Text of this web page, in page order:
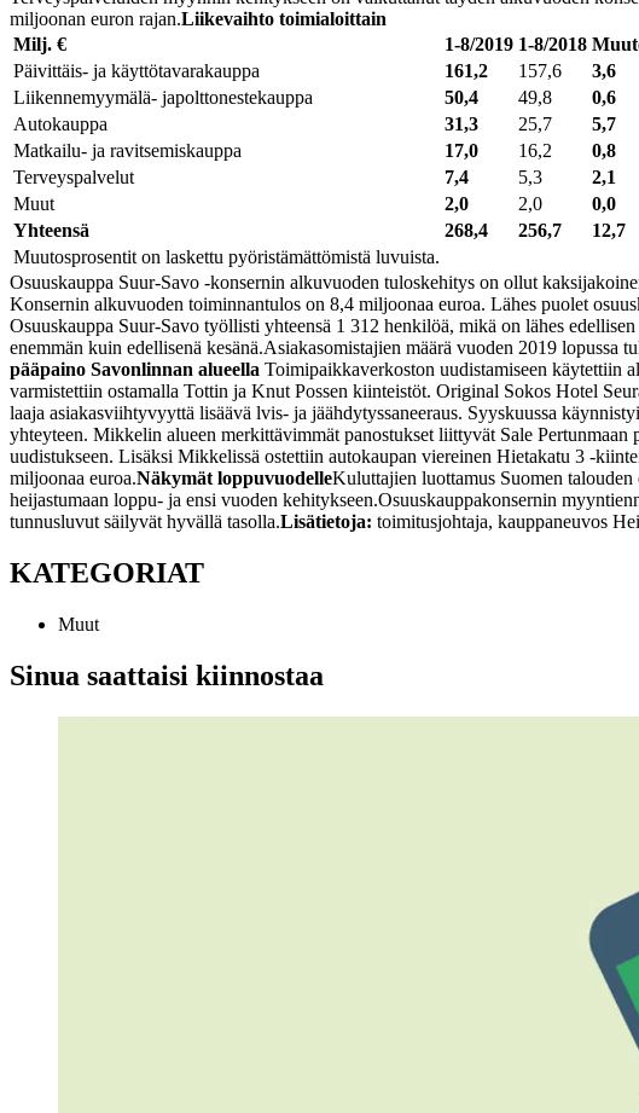
miljoonan euron rajan.Liikevaihto toimialoittain
Milj. €
1-8/2019 1-8/2018
Päivittäis- ja käyttötavarakauppa 161,2 157,6 3,6
Liikennemyymälä- japolttonestekauppa 50,4 49,8 0,6
Autokauppa
31,3 25,7 5,7
Matkailu- ja ravitsemiskauppa 17,0 16,2 0,8
Terveyspalvelut
7,4 5,3 2,1
Muut
2,0 2,0 0,0
Yhteensä
268,4 256,7 12,7
Muutosprosentit on laskettu pyöristämättömistä luvuista.
Osuuskauppa Suur-Savo -konsernin alkuvuoden tuloskehitys on ollut
Konsernin alkuvuoden toiminnantulos on 8,4 miljoonaa euroa. Lähes puolet
Osuuskauppa Suur-Savo työllisti yhteensä 1 312 henkilöä, mikä on lähes
enemmän kuin edellisenä kesänä.Asiakasomistajien määrä vuoden 2019 lopussa
pääpaino Savonlinnan alueella Toimipaikkaverkoston uudistamiseen käytettiin
varmistettiin ostamalla Tottin ja Knut Possen kiinteistöt. Original Sokos Hotel
laaja asiakasviihtyvyyttä lisäävä lvis- ja jäähdytyssaneeraus. Syyskuussa
yhteyteen. Mikkelin alueen merkittävimmät panostukset liittyvät Sale
uudistukseen. Lisäksi Mikkelissä ostettiin autokaupan viereinen Hietakatu 3 -
miljoonaa euroa.Näkymät loppuvuodelleKuluttajien luottamus Suomen
heijastumaan loppu- ja ensi vuoden kehitykseen.Osuuskauppakonsernin
tunnusluvut säilyvät hyvällä tasolla.Lisätietoja: toimitusjohtaja, kauppaneuvos
KATEGORIAT
Muut
Sinua saattaisi kiinnostaa